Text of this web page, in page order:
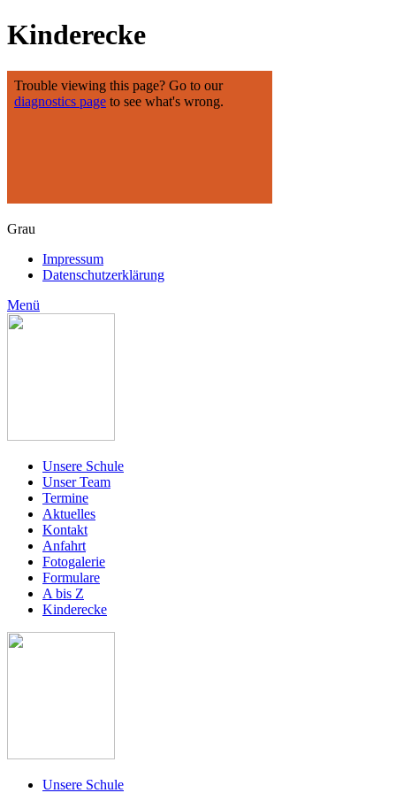
Kinderecke
Grau
Impressum
Datenschutzerklärung
Menü
Unsere Schule
Unser Team
Termine
Aktuelles
Kontakt
Anfahrt
Fotogalerie
Formulare
A bis Z
Kinderecke
Unsere Schule